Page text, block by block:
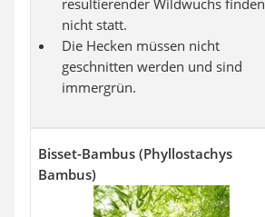
nicht statt.
Die Hecken müssen nicht
geschnitten werden und sind
immergrün.
Bisset-Bambus (Phyllostachys
Bambus)